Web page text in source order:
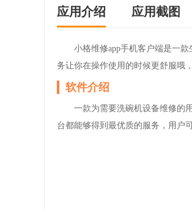
应用介绍 应用截图
小格维修app手机客户端是一
务让你在操作使用的时候更舒服哦
软件介绍
一款为需要洗碗机设备维修的
台都能够得到最优质的服务，用户